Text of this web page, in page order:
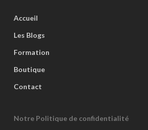
Accueil
Les Blogs
Formation
Boutique
Contact
Notre Politique de confidentialité